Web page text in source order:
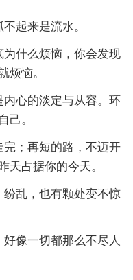
起来是流水。
什么烦恼，你会发现
烦恼。
心的淡定与从容。环
己。
；再短的路，不迈开
天占据你的今天。
乱，也有颗处变不惊
像一切都那么不尽人